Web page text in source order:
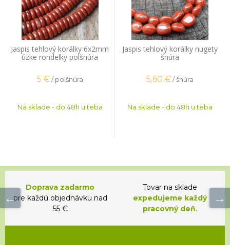
Jaspis tehlový korálky 6x2mm
úzke rondelky polšnúra
5 € / polšnúra
Na sklade - do 48h u teba
Jaspis tehlový korálky nugety
šnúra
5,60 €/ šnúra
Na sklade - do 48h u teba
Doprava zadarmo
pre každú objednávku nad
55 €
Tovar na sklade
expedujeme každý
pracovný deň.